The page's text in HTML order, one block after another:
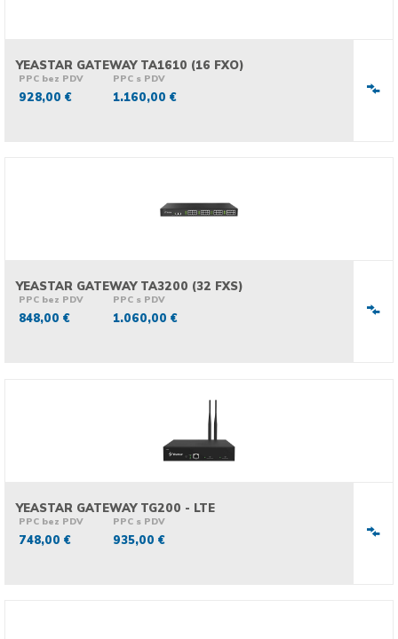
YEASTAR GATEWAY TA1610 (16 FXO)
PPC bez PDV
928,00 €
PPC s PDV
1.160,00 €
YEASTAR GATEWAY TA3200 (32 FXS)
PPC bez PDV
848,00 €
PPC s PDV
1.060,00 €
YEASTAR GATEWAY TG200 - LTE
PPC bez PDV
748,00 €
PPC s PDV
935,00 €